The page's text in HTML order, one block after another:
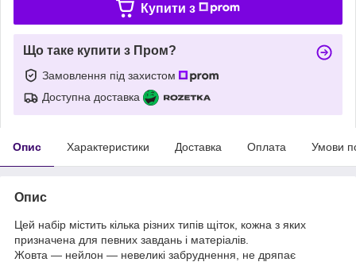
Купити з
Що таке купити з Пром?
Замовлення під захистом
Доступна доставка
Опис Характеристики Доставка Оплата Умови
Опис
Цей набір містить кілька різних типів щіток, кожна з яких
призначена для певних завдань і матеріалів.
Жовта — нейлон — невеликі забруднення, не дряпає